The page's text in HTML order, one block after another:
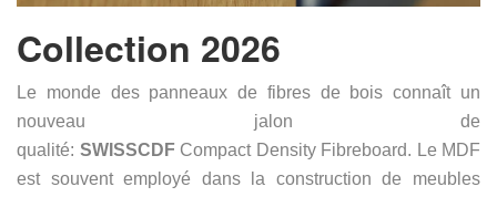
Collection 2026
Le monde des panneaux de fibres de bois connaît un
nouveau jalon de
qualité: SWISSCDFCompact Density Fibreboard. Le MDF
est souvent employé dans la construction de meubles